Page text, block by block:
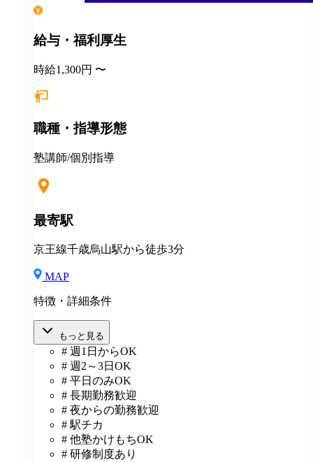
給与・福利厚生
時給1,300円 〜
職種・指導形態
塾講師/個別指導
最寄駅
京王線千歳烏山駅から徒歩3分
MAP
特徴・詳細条件
もっと見る
# 週1日からOK
# 週2～3日OK
# 平日のみOK
# 長期勤務歓迎
# 夜からの勤務歓迎
# 駅チカ
# 他塾かけもちOK
# 研修制度あり